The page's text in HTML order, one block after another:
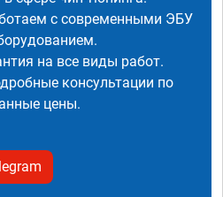
с современными ЭБУ
на все виды работ.
консультации по
цены.